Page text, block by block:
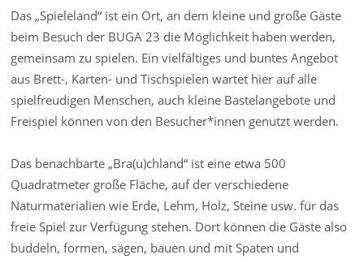
Das „Spieleland“ ist ein Ort, an dem kleine und große Gäste
beim Besuch der BUGA 23 die Möglichkeit haben werden,
gemeinsam zu spielen. Ein vielfältiges und buntes Angebot
aus Brett-, Karten- und Tischspielen wartet hier auf alle
spielfreudigen Menschen, auch kleine Bastelangebote und
Freispiel können von den Besucher*innen genutzt werden.
Das benachbarte „Bra(u)chland“ ist eine etwa 500
Quadratmeter große Fläche, auf der verschiedene
Naturmaterialien wie Erde, Lehm, Holz, Steine usw. für das
freie Spiel zur Verfügung stehen. Dort können die Gäste also
buddeln, formen, sägen, bauen und mit Spaten und